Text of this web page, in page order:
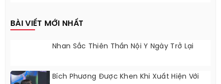
BÀI VIẾT MỚI NHẤT
Nhan Sắc Thiên Thần Nội Y Ngày Trở Lại
Bích Phương Được Khen Khi Xuất Hiện Với